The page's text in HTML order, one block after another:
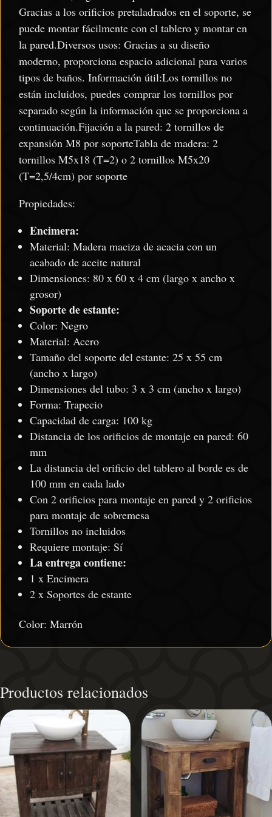
Gracias a los orificios pretaladrados en el soporte, se
puede montar fácilmente con el tablero y montar en
la pared.Diversos usos: Gracias a su diseño
moderno, proporciona espacio adicional para varios
tipos de baños. Información útil:Los tornillos no
están incluidos, puedes comprar los tornillos por
separado según la información que se proporciona a
continuación.Fijación a la pared: 2 tornillos de
expansión M8 por soporteTabla de madera: 2
tornillos M5x18 (T=2) o 2 tornillos M5x20
(T=2,5/4cm) por soporte
Propiedades:
Encimera:
Material: Madera maciza de acacia con un
acabado de aceite natural
Dimensiones: 80 x 60 x 4 cm (largo x ancho x
grosor)
Soporte de estante:
Color: Negro
Material: Acero
Tamaño del soporte del estante: 25 x 55 cm
(ancho x largo)
Dimensiones del tubo: 3 x 3 cm (ancho x largo)
Forma: Trapecio
Capacidad de carga: 100 kg
Distancia de los orificios de montaje en pared: 60
mm
La distancia del orificio del tablero al borde es de
100 mm en cada lado
Con 2 orificios para montaje en pared y 2 orificios
para montaje de sobremesa
Tornillos no incluidos
Requiere montaje: Sí
La entrega contiene:
1 x Encimera
2 x Soportes de estante
Color: Marrón
Productos relacionados